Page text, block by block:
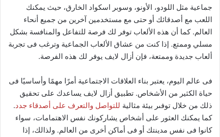
جماعية مثل اللودو، الأونو، وسوبر اسكواد الخارق، حيث يمكنك
اللعب مع أصدقائك أو حتى مع مستخدمين آخرين من جميع أنحاء
العالم. كما أن هذه الألعاب توفر لك فرصة للتفاعل والمنافسة بشكل
مسلي وممتع. إذا كنت من عشاق الألعاب الجماعية وترغب فى تجربة
ألعاب جديدة وممتعة، فإن أزال لايف يوفر لك هذه الفرصة.
فى عالم اليوم، يعتبر بناء العلاقات الاجتماعية أمرًا مهمًا وأساسيًا فى
حياة الكثير من الأشخاص. تطبيق أزال لايف يساعدك على تحقيق
ذلك من خلال توفىر بيئة مثالية للتواصل والتعرف على أصدقاء جدد.
كما يمكنك العثور على أشخاص يشاركونك نفس الاهتمامات، سواء
كانوا فى نفس مدينتك أو فى أماكن أخرى من العالم. ولذالك، إذا